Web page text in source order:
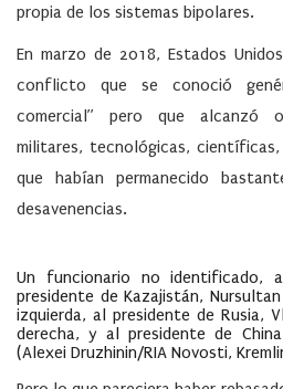
propia de los sistemas bipolares.
En marzo de 2018, Estados
conflicto que se conoció
comercial” pero que alcanzó
militares, tecnológicas,
que habían permanecido
desavenencias.
Un funcionario no identificado,
presidente de Kazajistán,
izquierda, al presidente de Rusia,
derecha, y al presidente de
(Alexei Druzhinin/RIA Novosti,